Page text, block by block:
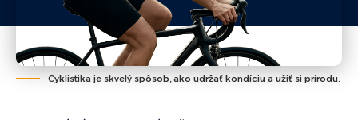
Cyklistika je skvelý spôsob, ako udržať kondíciu a užiť si prírodu.